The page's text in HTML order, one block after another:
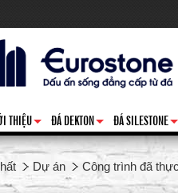
+
THIỆU
+
ĐÁ DEKTON ĐÁ SILESTONE
Dự án Công trình đã